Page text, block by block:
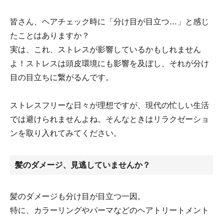
皆さん、ヘアチェック時に「分け目が目立つ…」と感じ
たことはありますか？
実は、これ、ストレスが影響しているかもしれません
よ！ストレスは頭皮環境にも影響を及ぼし、それが分け
目の目立ちに繋がるんです。
ストレスフリーな日々が理想ですが、現代の忙しい生活
では避けられませんよね。そんなときはリラクゼーショ
ンを取り入れてみてください。
髪のダメージ、見逃していませんか？
髪のダメージも分け目が目立つ一因。
特に、カラーリングやパーマなどのヘアトリートメント